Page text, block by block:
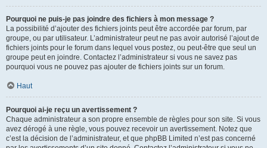
Pourquoi ne puis-je pas joindre des fichiers à mon message ?
La possibilité d’ajouter des fichiers joints peut être accordée par forum, par
groupe, ou par utilisateur. L’administrateur peut ne pas avoir autorisé l’ajout de
fichiers joints pour le forum dans lequel vous postez, ou peut-être que seul un
groupe peut en joindre. Contactez l’administrateur si vous ne savez pas
pourquoi vous ne pouvez pas ajouter de fichiers joints sur un forum.
Haut
Pourquoi ai-je reçu un avertissement ?
Chaque administrateur a son propre ensemble de règles pour son site. Si vous
avez dérogé à une règle, vous pouvez recevoir un avertissement. Notez que
c’est la décision de l’administrateur, et que phpBB Limited n’est pas concerné